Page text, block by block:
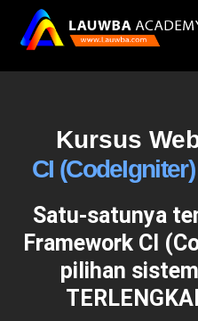
Kursus
CI (CodeIgniter)
Satu-satunya
Framework CI
pilihan